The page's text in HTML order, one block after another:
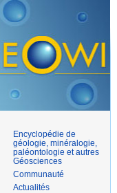
Encyclopédie de
géologie, minéralogie,
paléontologie et autres
Géosciences
Communauté
Actualités